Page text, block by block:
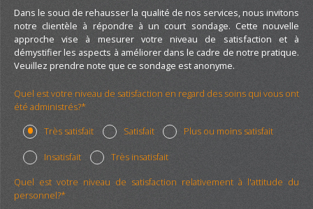
Dans le souci de rehausser la qualité de nos services, nous invitons
notre clientèle à répondre à un court sondage. Cette nouvelle
approche vise à mesurer votre niveau de satisfaction et à
démystifier les aspects à améliorer dans le cadre de notre pratique.
Veuillez prendre note que ce sondage est anonyme.
Quel est votre niveau de satisfaction en regard des soins qui vous ont
été administrés?*
Très satisfait
Satisfait Plus ou moins satisfait
Insatisfait Très insatisfait
Quel est votre niveau de satisfaction relativement à l'attitude du
personnel?*